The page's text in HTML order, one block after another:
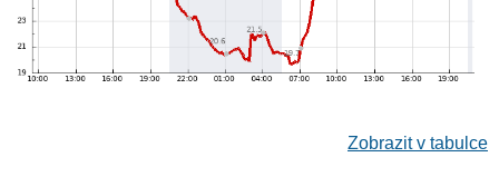
Zobrazit v tabulce